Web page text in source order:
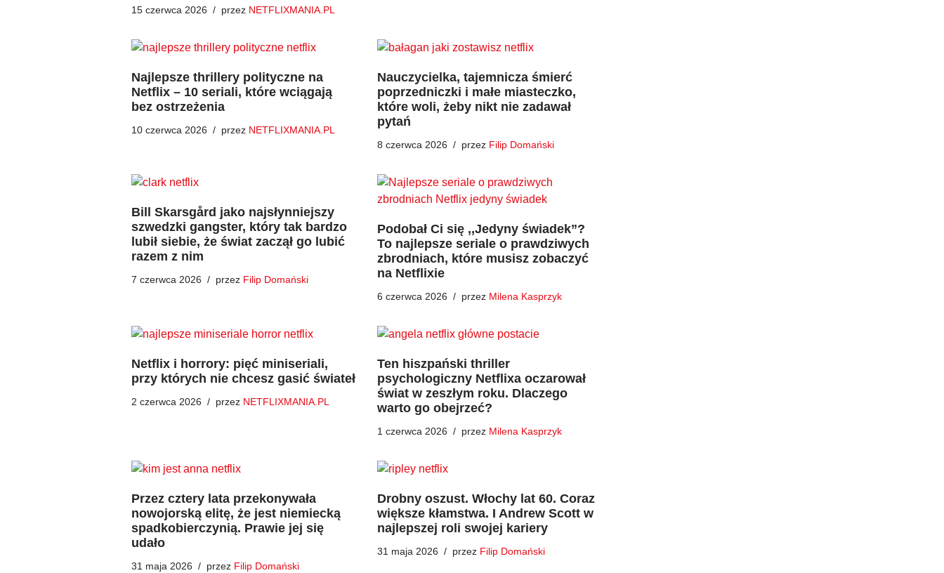
15 czerwca 2026 przez NETFLIXMANIA.PL
Najlepsze thrillery polityczne na
Netflix – 10 seriali, które wciągają
bez ostrzeżenia
10 czerwca 2026 przez NETFLIXMANIA.PL
Nauczycielka, tajemnicza śmierć
poprzedniczki i małe miasteczko,
które woli, żeby nikt nie zadawał
pytań
8 czerwca 2026 przez Filip Domański
Bill Skarsgård jako najsłynniejszy
szwedzki gangster, który tak bardzo
lubił siebie, że świat zaczął go lubić
razem z nim
7 czerwca 2026 przez Filip Domański
Podobał Ci się ,,Jedyny świadek”?
To najlepsze seriale o prawdziwych
zbrodniach, które musisz zobaczyć
na Netflixie
6 czerwca 2026 przez Milena Kasprzyk
Netflix i horrory: pięć miniseriali,
przy których nie chcesz gasić świateł
2 czerwca 2026 przez NETFLIXMANIA.PL
Ten hiszpański thriller
psychologiczny Netflixa oczarował
świat w zeszłym roku. Dlaczego
warto go obejrzeć?
1 czerwca 2026 przez Milena Kasprzyk
Przez cztery lata przekonywała
nowojorską elitę, że jest niemiecką
spadkobierczynią. Prawie jej się
udało
31 maja 2026 przez Filip Domański
Drobny oszust. Włochy lat 60. Coraz
większe kłamstwa. I Andrew Scott w
najlepszej roli swojej kariery
31 maja 2026 przez Filip Domański